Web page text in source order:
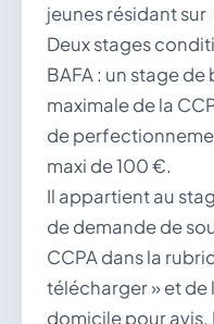
Découvrir la
DIMANCHE 9 AOÛT
Secrétariat
Lundi, mardi, jeudi,
après-midi sur
vous.
04 74 38 22 78
mairie@douvres.fr
140 Place de la
jeunes résidant
Deux stages
BAFA : un stage
maximale de la
de
maxi de 100 €.
Il appartient au
de demande de
CCPA dans la
télécharger » et de
domicile pour avis.